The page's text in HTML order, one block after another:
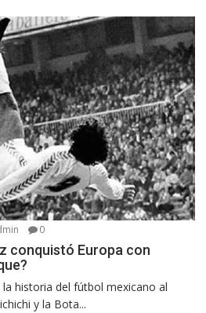
0
conquistó Europa con
historia del fútbol mexicano al
y la Bota...